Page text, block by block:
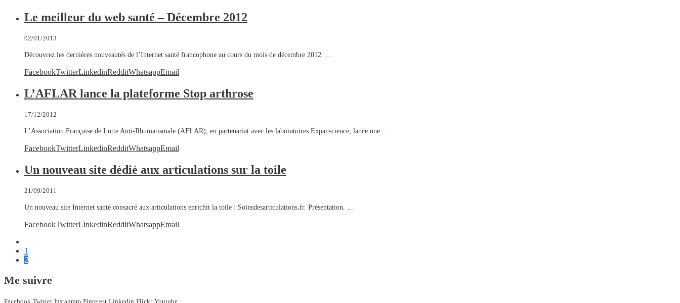
Le meilleur du web santé – Décembre 2012
02/01/2013
Découvrez les dernières nouveautés de l’Internet santé francophone au cours du mois de décembre 2012. …
FacebookTwitterLinkedinRedditWhatsappEmail
L’AFLAR lance la plateforme Stop arthrose
17/12/2012
L’Association Française de Lutte Anti-Rhumatismale (AFLAR), en partenariat avec les laboratoires Expanscience, lance une …
FacebookTwitterLinkedinRedditWhatsappEmail
Un nouveau site dédié aux articulations sur la toile
21/09/2011
Un nouveau site Internet santé consacré aux articulations enrichit la toile : Soinsdesarticulations.fr. Présentation. …
FacebookTwitterLinkedinRedditWhatsappEmail
1
2
Me suivre
Facebook Twitter Instagram Pinterest Linkedin Flickr Youtube